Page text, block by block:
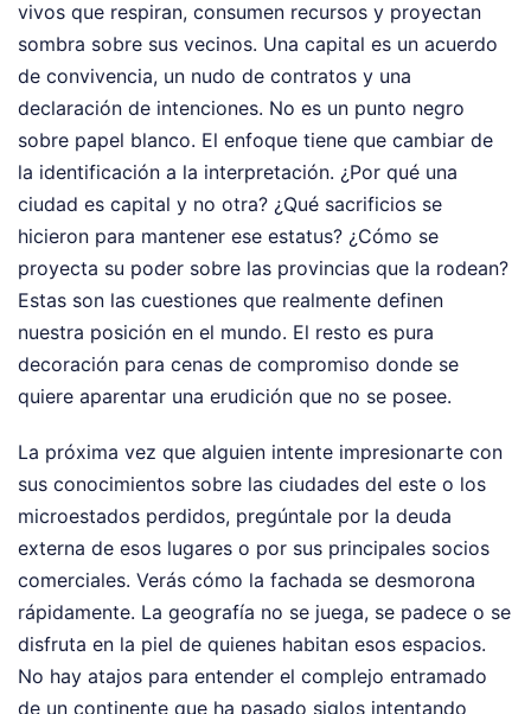
vivos que respiran, consumen recursos y proyectan
sombra sobre sus vecinos. Una capital es un acuerdo
de convivencia, un nudo de contratos y una
declaración de intenciones. No es un punto negro
sobre papel blanco. El enfoque tiene que cambiar de
la identificación a la interpretación. ¿Por qué una
ciudad es capital y no otra? ¿Qué sacrificios se
hicieron para mantener ese estatus? ¿Cómo se
proyecta su poder sobre las provincias que la rodean?
Estas son las cuestiones que realmente definen
nuestra posición en el mundo. El resto es pura
decoración para cenas de compromiso donde se
quiere aparentar una erudición que no se posee.
La próxima vez que alguien intente impresionarte con
sus conocimientos sobre las ciudades del este o los
microestados perdidos, pregúntale por la deuda
externa de esos lugares o por sus principales socios
comerciales. Verás cómo la fachada se desmorona
rápidamente. La geografía no se juega, se padece o se
disfruta en la piel de quienes habitan esos espacios.
No hay atajos para entender el complejo entramado
de un continente que ha pasado siglos intentando